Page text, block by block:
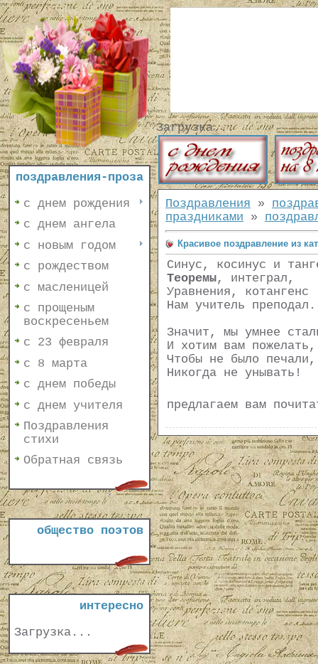
поздравления-проза
с днем рождения
с днем ангела
с новым годом
с рождеством
с масленицей
с прощеным
воскресеньем
с 23 февраля
с 8 марта
с днем победы
с днем учителя
Поздравления
стихи
Обратная связь
общество поэтов
интересно
Загрузка...
Загрузка...
Поздравления »
праздниками »
Красивое поздравление из
Синус, косинус и
Теоремы, интеграл,
Уравнения, котангенс
Нам учитель преподал.
Значит, мы умнее
И хотим вам пожелать,
Чтобы не было печали,
Никогда не унывать!
предлагаем вам